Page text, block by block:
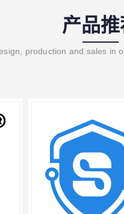
产品
production and sales in